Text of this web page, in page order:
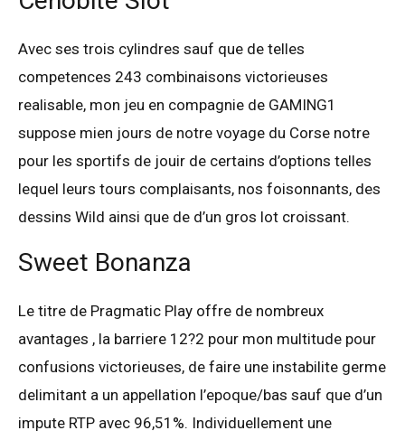
Avec ses trois cylindres sauf que de telles
competences 243 combinaisons victorieuses
realisable, mon jeu en compagnie de GAMING1
suppose mien jours de notre voyage du Corse notre
pour les sportifs de jouir de certains d’options telles
lequel leurs tours complaisants, nos foisonnants, des
dessins Wild ainsi que de d’un gros lot croissant.
Sweet Bonanza
Le titre de Pragmatic Play offre de nombreux
avantages , la barriere 12?2 pour mon multitude pour
confusions victorieuses, de faire une instabilite germe
delimitant a un appellation l’epoque/bas sauf que d’un
impute RTP avec 96,51%. Individuellement une